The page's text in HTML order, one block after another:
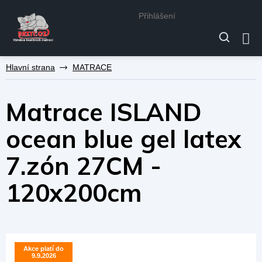
na
Přihlášení
MATRACE
Matrace ISLAND
ocean blue gel latex
7.zón 27CM -
120x200cm
Akce platí do
9.9.2026
Akce platí do
9.9.2026